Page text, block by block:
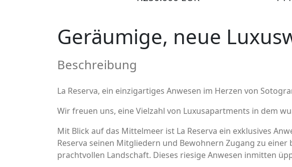
Geräumige, neue
Beschreibung
La Reserva, ein einzigartiges Anwesen im Herzen von
Wir freuen uns, eine Vielzahl von Luxusapartments in dem
Mit Blick auf das Mittelmeer ist La Reserva ein exklusives
Reserva seinen Mitgliedern und Bewohnern Zugang zu
prachtvollen Landschaft. Dieses riesige Anwesen inmitten